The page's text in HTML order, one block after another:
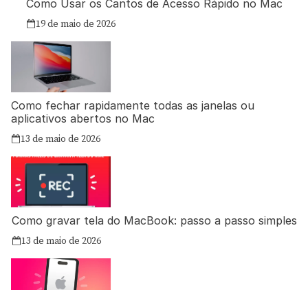
Como Usar os Cantos de Acesso Rápido no Mac
19 de maio de 2026
Como fechar rapidamente todas as janelas ou
aplicativos abertos no Mac
13 de maio de 2026
Como gravar tela do MacBook: passo a passo simples
13 de maio de 2026